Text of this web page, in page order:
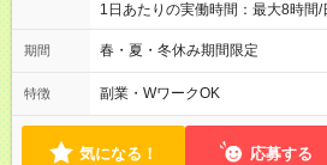
1日あたりの実働時間：最大8時間
2h～OK ＜シフト例＞ 〇朝帯
後帯 14:00-18:00 〇夜帯 18:00-
ます♪
期間 春・夏・冬休み期間限定
特徴 副業・WワークOK
気になる！ 応募する